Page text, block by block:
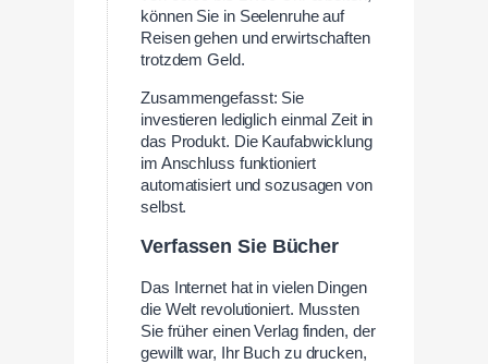
können Sie in Seelenruhe auf
Reisen gehen und erwirtschaften
trotzdem Geld.
Zusammengefasst: Sie
investieren lediglich einmal Zeit in
das Produkt. Die Kaufabwicklung
im Anschluss funktioniert
automatisiert und sozusagen von
selbst.
Verfassen Sie Bücher
Das Internet hat in vielen Dingen
die Welt revolutioniert. Mussten
Sie früher einen Verlag finden, der
gewillt war, Ihr Buch zu drucken,